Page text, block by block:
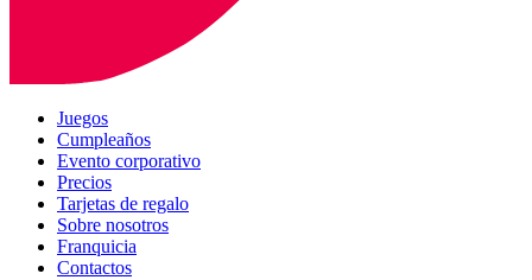
Juegos
Cumpleaños
Evento corporativo
Precios
Tarjetas de regalo
Sobre nosotros
Franquicia
Contactos